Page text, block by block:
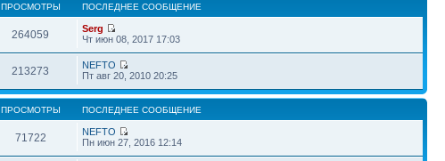
ПРОСМОТРЫ ПОСЛЕДНЕЕ СООБЩЕНИЕ
264059
Serg
Чт июн 08, 2017 17:03
213273
NEFTO
Пт авг 20, 2010 20:25
ПРОСМОТРЫ ПОСЛЕДНЕЕ СООБЩЕНИЕ
71722
NEFTO
Пн июн 27, 2016 12:14